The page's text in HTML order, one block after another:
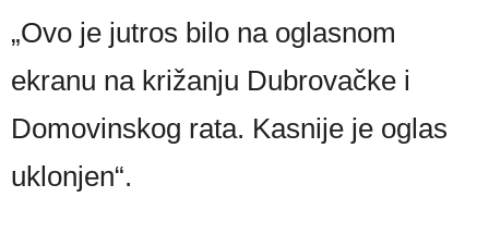
„Ovo je jutros bilo na oglasnom
ekranu na križanju Dubrovačke i
Domovinskog rata. Kasnije je oglas
uklonjen“.